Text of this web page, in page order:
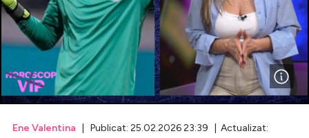
Celebrități
Breaking News
Ene Valentina | Publicat: 25.02.2026 23:39 | Actualizat: